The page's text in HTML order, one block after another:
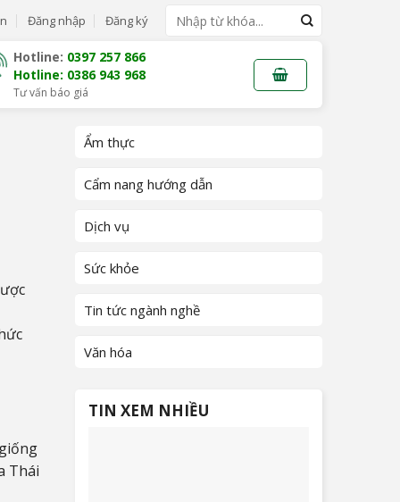
Đăng nhập Đăng ký
kiếm:
Hotline: 0397 257 866
Hotline: 0386 943 968
Tư vấn báo giá
Thái
Ẩm thực
Cẩm nang hướng dẫn
Dịch vụ
Sức khỏe
Tin tức ngành nghề
Văn hóa
TIN XEM NHIỀU